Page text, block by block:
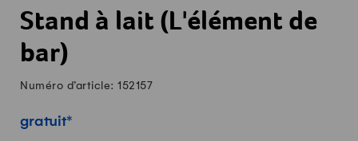
Stand à lait (L'élément de
bar)
Numéro d’article: 152157
gratuit*